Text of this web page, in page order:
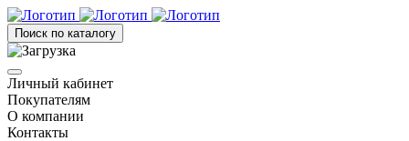
Поиск по каталогу
Личный кабинет
Покупателям
О компании
Контакты